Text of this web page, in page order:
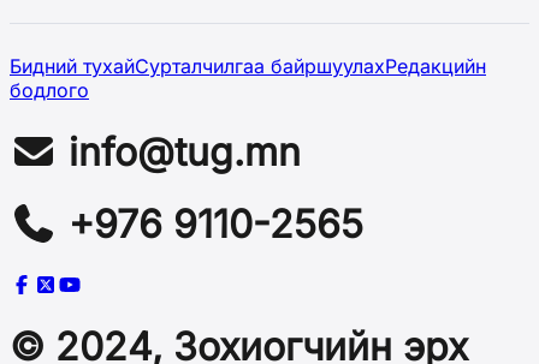
Бидний тухайСурталчилгаа байршуулахРедакцийн
бодлого
info@tug.mn
+976 9110-2565
© 2024, Зохиогчийн эрх